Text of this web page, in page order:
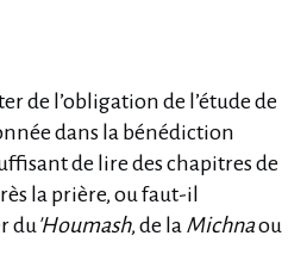
de l’obligation de l’étude de
dans la bénédiction
de lire des chapitres de
la prière, ou faut-il
du'Houmash, de la Michnaou